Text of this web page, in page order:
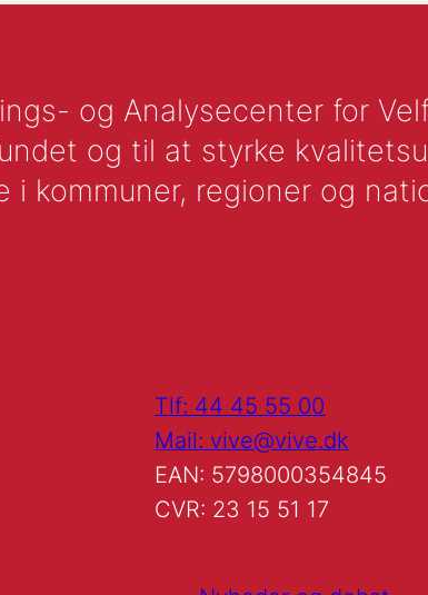
og Analysecenter for
og til at styrke
i kommuner, regioner og
Tlf: 44 45 55 00
Mail: vive@vive.dk
EAN: 5798000354845
CVR: 23 15 51 17